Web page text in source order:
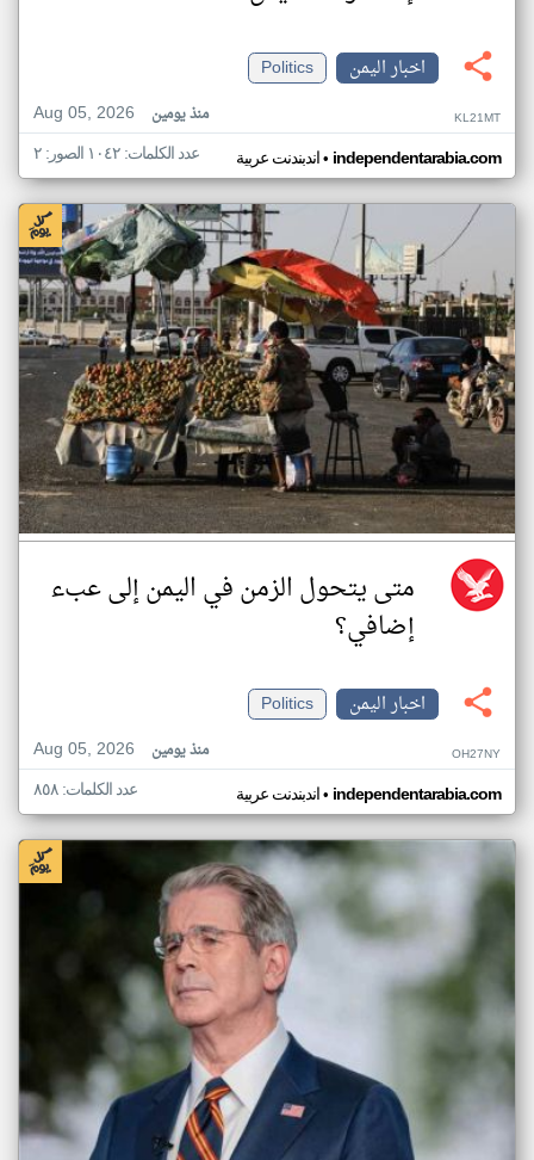
اخبار اليمن
Politics
Aug 05, 2026
منذ يومين KL21MT
اندبندنت عربية• independentarabia.com عدد الكلمات: ١٠٤٢ الصور: ٢
متى يتحول الزمن في اليمن إلى عبء
إضافي؟
اخبار اليمن
Politics
Aug 05, 2026
منذ يومين OH27NY
اندبندنت عربية• independentarabia.com عدد الكلمات: ٨٥٨